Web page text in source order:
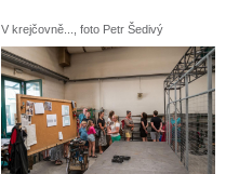
V krejčovně..., foto Petr Šedivý